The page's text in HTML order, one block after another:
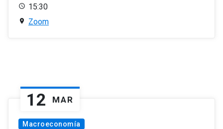
15:30
Zoom
12 MAR
Macroeconomía